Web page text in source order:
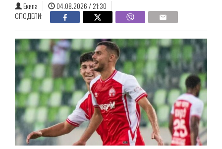
Екипа
04.08.2026 / 21:30
СПОДЕЛИ: